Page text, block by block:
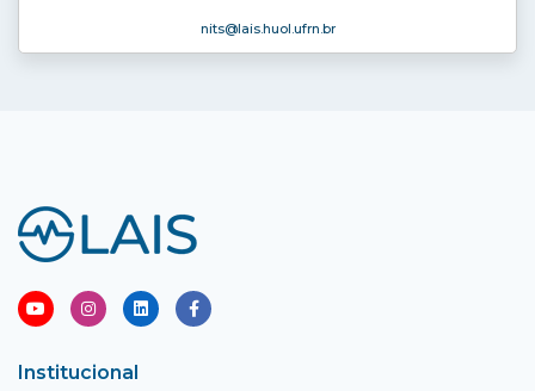
nits@lais.huol.ufrn.br
Institucional